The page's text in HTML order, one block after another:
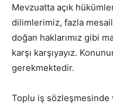
Mevzuatta açık
dilimlerimiz, fazla
doğan haklarımız gibi
karşı karşıyayız.
gerekmektedir.
Toplu iş sözleşmesinde